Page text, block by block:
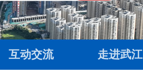
互动交流 走进武江